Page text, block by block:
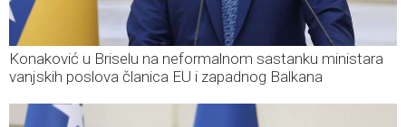
Konaković u Briselu na neformalnom sastanku ministara
vanjskih poslova članica EU i zapadnog Balkana